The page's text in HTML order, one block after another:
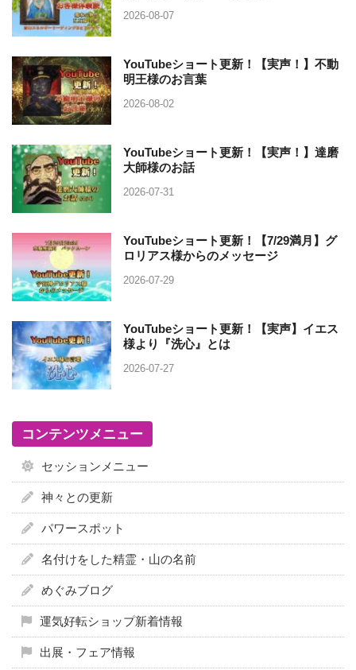
2026-08-07
YouTubeショート更新！【実声！】不動
明王様のお言葉
2026-08-02
YouTubeショート更新！【実声！】達磨
大師様のお話
2026-07-31
YouTubeショート更新！【7/29満月】グ
ロリアス様からのメッセージ
2026-07-29
YouTubeショート更新！【実声】イエス
様より『洗心』とは
2026-07-27
コンテンツメニュー
セッションメニュー
神々との更新
パワースポット
名付けをした精霊・山の名前
めぐみブログ
運気好転ショップ新着情報
出展・フェア情報